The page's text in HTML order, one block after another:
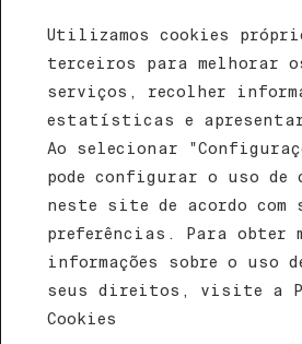
EFE HOTEL &
COWORK
Paraguay 474 - C1057AAC,
Argentina
+541170921050
reservas@efehotel.com.ar
Utilizamos cookies
terceiros para melhorar
serviços, recolher
estatísticas e
Ao selecionar
pode configurar o uso de
neste site de acordo com
preferências. Para obter
informações sobre o uso
seus direitos, visite a
Cookies